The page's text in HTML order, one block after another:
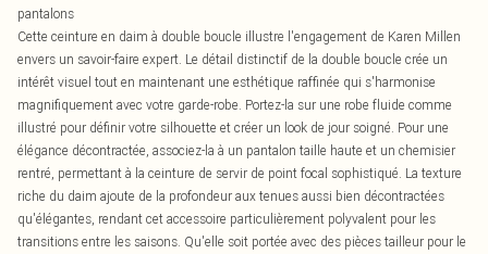
pantalons
Cette ceinture en daim à double boucle illustre l'engagement de Karen Millen
envers un savoir-faire expert. Le détail distinctif de la double boucle crée un
intérêt visuel tout en maintenant une esthétique raffinée qui s'harmonise
magnifiquement avec votre garde-robe. Portez-la sur une robe fluide comme
illustré pour définir votre silhouette et créer un look de jour soigné. Pour une
élégance décontractée, associez-la à un pantalon taille haute et un chemisier
rentré, permettant à la ceinture de servir de point focal sophistiqué. La texture
riche du daim ajoute de la profondeur aux tenues aussi bien décontractées
qu'élégantes, rendant cet accessoire particulièrement polyvalent pour les
transitions entre les saisons. Qu'elle soit portée avec des pièces tailleur pour le